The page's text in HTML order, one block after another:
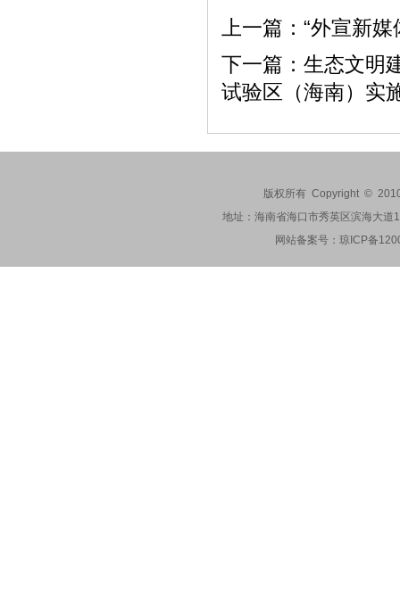
上一篇： “外宣新
下一篇： 生态文明
试验区（海南）实
版权所有 Copyright ©
地址：海南省海口市秀英区滨海大
网站备案号： 琼ICP备